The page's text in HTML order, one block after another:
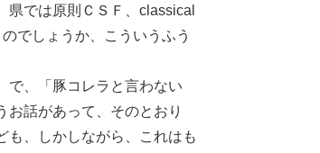
県では原則ＣＳＦ、classical
でしょうか、こういうふう
、「豚コレラと言わない
お話があって、そのとおり
も、しかしながら、これはも